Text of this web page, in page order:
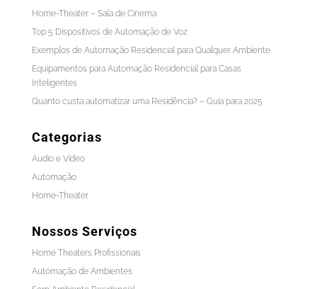
Home-Theater – Sala de Cinema
Top 5 Dispositivos de Automação de Voz
Exemplos de Automação Residencial para Qualquer Ambiente
Equipamentos para Automação Residencial para Casas
Inteligentes
Quanto custa automatizar uma Residência? – Guia para 2025
Categorias
Audio e Vídeo
Automação
Home-Theater
Nossos Serviços
Home Theaters Profissionais
Automação de Ambientes